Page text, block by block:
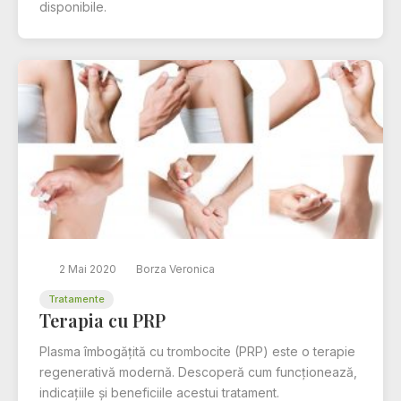
disponibile.
2 Mai 2020 Borza Veronica
Tratamente
Terapia cu PRP
Plasma îmbogățită cu trombocite (PRP) este o terapie
regenerativă modernă. Descoperă cum funcționează,
indicațiile și beneficiile acestui tratament.